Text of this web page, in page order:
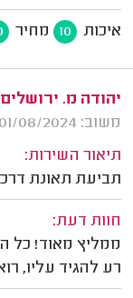
איכות 10 מחיר
יהודה מ.
משוב: 01/08/2024
תיאור השירות:
תביעת תאונת
חוות דעת:
ממליץ מאוד! כל
רע להגיד עליו,